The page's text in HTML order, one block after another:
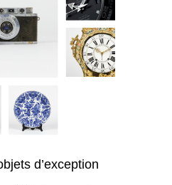
d’exception